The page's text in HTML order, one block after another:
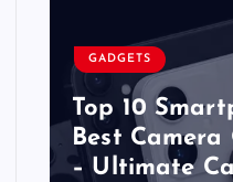
GADGETS
Top 10
Best
– Ultimate